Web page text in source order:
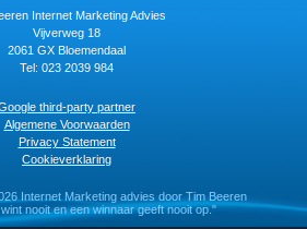
Internet Marketing Advies
Vijverweg 18
2061 GX Bloemendaal
Tel: 023 2039 984
third-party partner
Algemene Voorwaarden
Privacy Statement
Cookieverklaring
Internet Marketing advies door Tim Beeren
nooit en een winnaar geeft nooit op."